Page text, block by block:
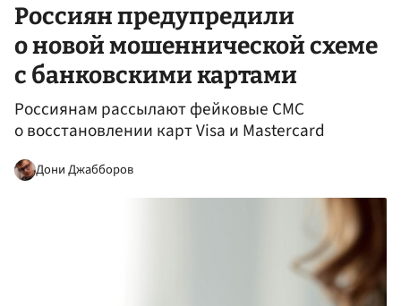
Россиян предупредили
о новой мошеннической схеме
с банковскими картами
Россиянам рассылают фейковые СМС
о восстановлении карт Visa и Mastercard
Дони Джабборов